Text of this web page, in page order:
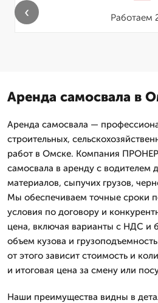
Работаем
‹
Аренда самосвала в
Аренда самосвала —
строительных,
работ в Омске. Компания
самосвала в аренду с водителем
материалов, сыпучих грузов,
Мы обеспечиваем точные сроки
условия по договору и
цена, включая варианты с НДС и
объем кузова и
от этого зависит стоимость и
и итоговая цена за смену или
Наши преимущества видны в